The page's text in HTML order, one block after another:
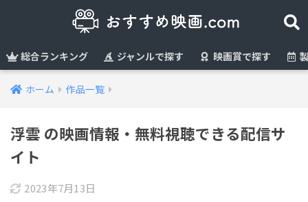
総合ランキング ジャンルで探す 映画賞で探す
ホーム 作品一覧
浮雲 の映画情報・無料視聴できる配信サ
イト
2023年7月13日